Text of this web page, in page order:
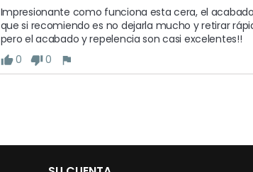
Impresionante como funciona esta cera, el
que si recomiendo es no dejarla mucho y retirar
pero el acabado y repelencia son casi excelentes!!
thumb_up 0 thumb_down 0 flag